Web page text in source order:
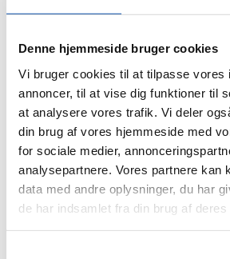
Denne hjemmeside bruger cookies
Vi bruger cookies til at tilpasse vores
annoncer, til at vise dig funktioner til
at analysere vores trafik. Vi deler
din brug af vores hjemmeside med
for sociale medier,
analysepartnere. Vores partnere kan
data med andre oplysninger, du har
de har indsamlet fra din brug af deres
Løn skal ikke være
håndværksfag fra
Vores unge scoop trives
16-årige Louise vil være
Audit implicit i vores branche
Den rigtige indstilling